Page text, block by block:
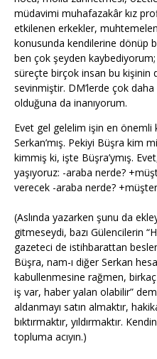
müdavimi muhafazakâr kız
etkilenen erkekler,
konusunda kendilerine dönüp
ben çok şeyden
süreçte birçok insan bu kişinin
sevinmiştir. DM’lerde çok
olduğuna da inanıyorum.
Evet gel gelelim işin en önemli
Serkan’mış. Pekiyi Büşra kim
kimmiş ki, işte Büşra’ymış.
yaşıyoruz: -araba nerde?
verecek -araba nerde?
(Aslında yazarken şunu da
gitmeseydi, bazı Gülencilerin
gazeteci de istihbarattan
Büşra, nam-ı diğer Serkan
kabullenmesine rağmen, birkaç
iş var, haber yalan olabilir”
aldanmayı satın almaktır,
bıktırmaktır, yıldırmaktır.
topluma acıyın.)